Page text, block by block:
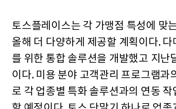
토스플레이스는 각 가맹점 특성에 맞
올해 더 다양하게 제공할 계획이다. 다
를 위한 통합 솔루션을 개발했고 지난
이다. 미용 분야 고객관리 프로그램과
로 각 업종별 특화 솔루션과의 연동